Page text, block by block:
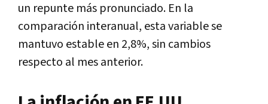
un repunte más pronunciado. En la
comparación interanual, esta variable se
mantuvo estable en 2,8%, sin cambios
respecto al mes anterior.